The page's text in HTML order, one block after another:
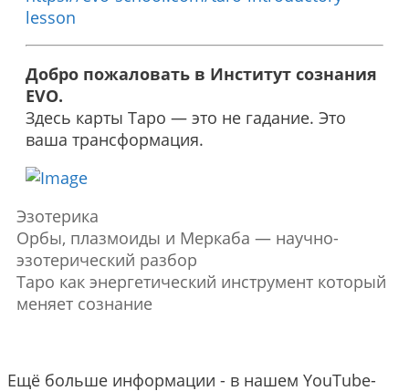
lesson
Добро пожаловать в Институт сознания
EVO.
Здесь карты Таро — это не гадание. Это
ваша трансформация.
Эзотерика
Орбы, плазмоиды и Меркаба — научно-
эзотерический разбор
Таро как энергетический инструмент который
меняет сознание
Ещё больше информации - в нашем YouTube-